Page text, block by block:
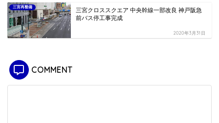
三宮再整備
三宮クロススクエア 中央幹線一部改良 神戸阪急
前バス停工事完成
2020年3月31日
COMMENT